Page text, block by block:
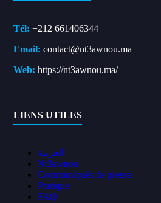
Tél: +212 661406344
Email: contact@nt3awnou.ma
Web: https://nt3awnou.ma/
LIENS UTILES
العربية
Nt3awnou
Communiqués de presse
Pratique
FAQ